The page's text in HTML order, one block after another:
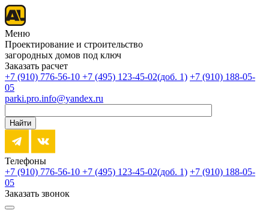
Меню
Проектирование и строительство
загородных домов под ключ
Заказать расчет
+7 (910) 776-56-10‬ +7 (495) 123-45-02(доб. 1) +7 (910) 188-05-
05
parki.pro.info@yandex.ru
Найти
Телефоны
+7 (910) 776-56-10‬ +7 (495) 123-45-02(доб. 1) +7 (910) 188-05-
05
Заказать звонок